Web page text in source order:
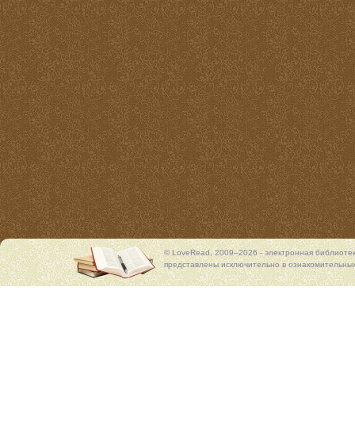
© LoveRead, 2009–2026 - электронная
представлены исключительно в